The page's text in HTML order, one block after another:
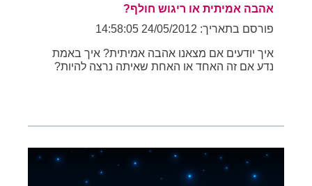
אהבה אמיתית או ריגוש חולף?
פורסם בתאריך: 24/05/2012 14:58:05
איך יודעים אם מצאנו אהבה אמיתית? איך באמת
נדע אם זה האחד או האחת שאיתה נרצה להיות?